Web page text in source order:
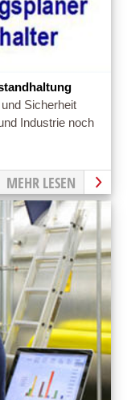
Sicherheit
Industrie noch
MEHR LESEN